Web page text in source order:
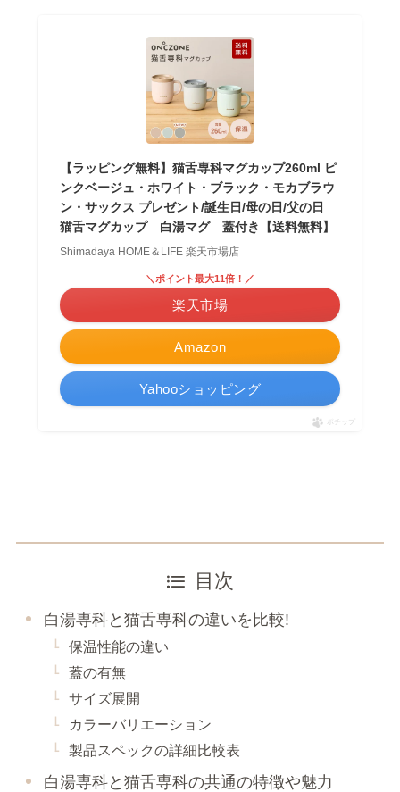
【ラッピング無料】猫舌専科マグカップ260ml ピ
ンクベージュ・ホワイト・ブラック・モカブラウ
ン・サックス プレゼント/誕生日/母の日/父の日
猫舌マグカップ 白湯マグ 蓋付き【送料無料】
Shimadaya HOME＆LIFE 楽天市場店
Amazon
＼ポイント最大11倍！／
楽天市場
Yahooショッピング
ポチップ
目次
白湯専科と猫舌専科の違いを比較!
保温性能の違い
蓋の有無
サイズ展開
カラーバリエーション
製品スペックの詳細比較表
白湯専科と猫舌専科の共通の特徴や魅力